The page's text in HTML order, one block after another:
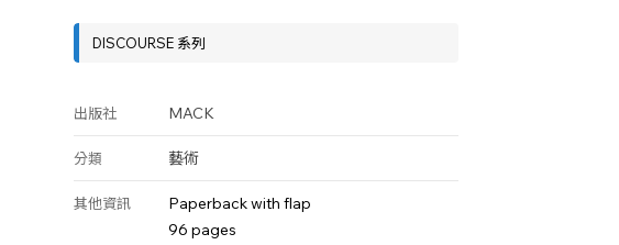
DISCOURSE 系列
出版社 MACK
分類 藝術
其他資訊
Paperback with flap
96 pages